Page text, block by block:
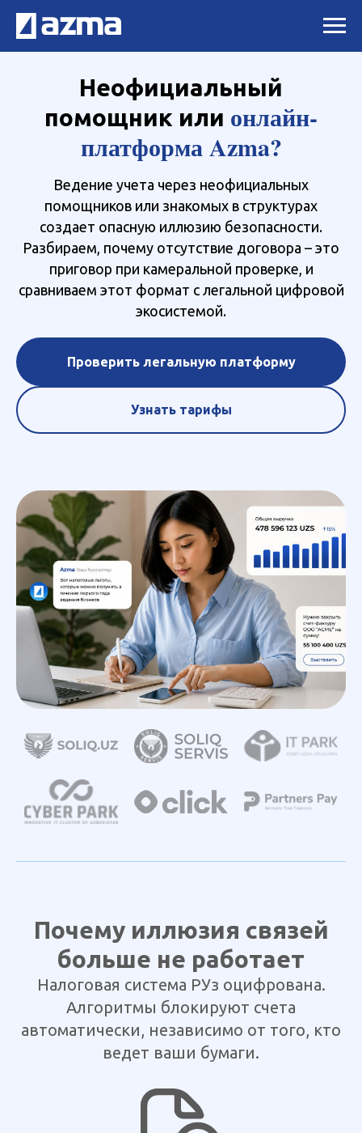
Неофициальный
помощник или онлайн-
платформа Azma?
Ведение учета через неофициальных
помощников или знакомых в структурах
создает опасную иллюзию безопасности.
Разбираем, почему отсутствие договора – это
приговор при камеральной проверке, и
сравниваем этот формат с легальной цифровой
экосистемой.
Проверить легальную платформу
Узнать тарифы
Почему иллюзия связей
больше не работает
Налоговая система РУз оцифрована.
Алгоритмы блокируют счета
автоматически, независимо от того, кто
ведет ваши бумаги.